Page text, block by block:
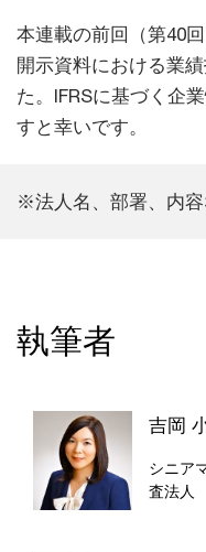
本連載の前回（第40
開示資料における業
た。IFRSに基づく企
すと幸いです。
※法人名、部署、内容
執筆者
吉岡
シニア
査法人